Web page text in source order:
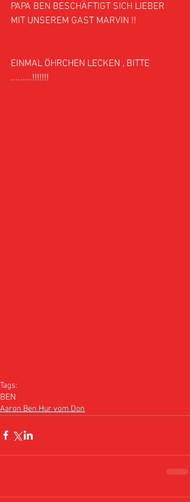
PAPA BEN BESCHÄFTIGT SICH LIEBER
MIT UNSEREM GAST MARVIN !!
EINMAL ÖHRCHEN LECKEN , BITTE
.........!!!!!!!
Tags:
BEN
Aaron Ben Hur vom Don